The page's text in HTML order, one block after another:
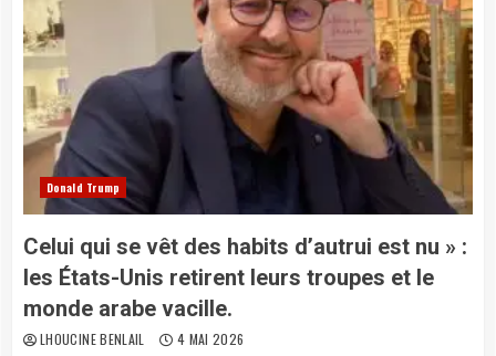
Donald Trump
Celui qui se vêt des habits d’autrui est nu » :
les États-Unis retirent leurs troupes et le
monde arabe vacille.
LHOUCINE BENLAIL 4 MAI 2026